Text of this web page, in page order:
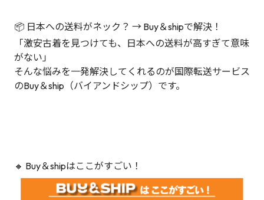
📦 日本への送料がネック？ → Buy＆shipで解決！
「激安古着を見つけても、日本への送料が高すぎて意味
がない」
そんな悩みを一発解決してくれるのが国際転送サービス
のBuy＆ship（バイアンドシップ）です。
🔸 Buy＆shipはここがすごい！